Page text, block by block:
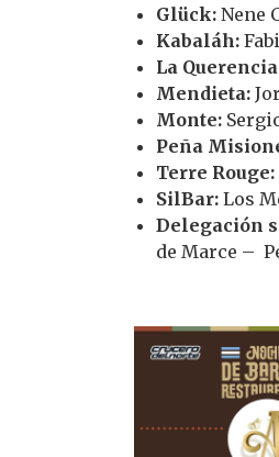
Glück: Nene
Kabaláh:
La
Mendieta:
Monte:
Peña
Terre Rouge:
SilBar: Los
Delegación
de Marce –